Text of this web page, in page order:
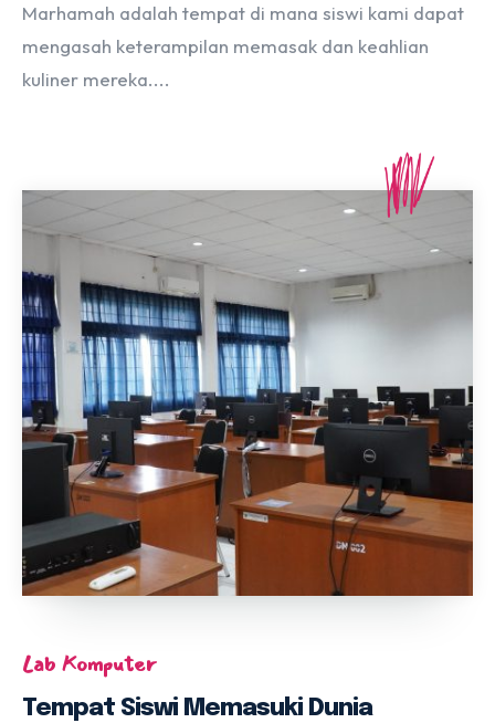
Marhamah adalah tempat di mana siswi kami dapat
mengasah keterampilan memasak dan keahlian
kuliner mereka....
Lab Komputer
Tempat Siswi Memasuki Dunia